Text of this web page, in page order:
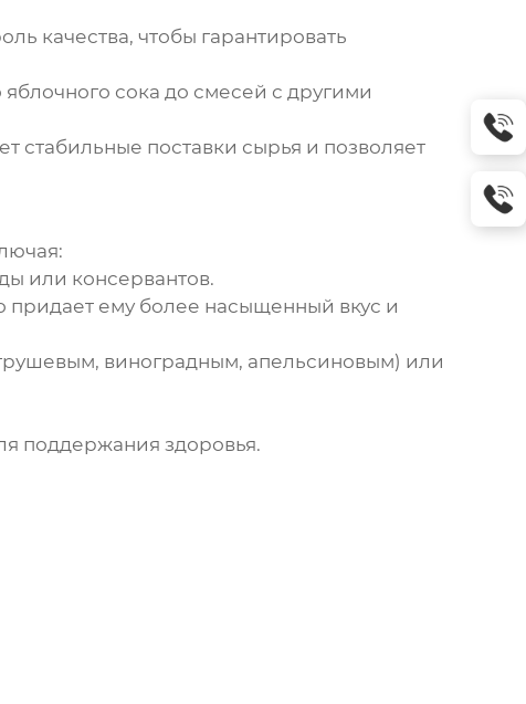
качества, чтобы гарантировать
сока до смесей с другими
стабильные поставки сырья и позволяет
или консервантов.
ему более насыщенный вкус и
виноградным, апельсиновым) или
поддержания здоровья.